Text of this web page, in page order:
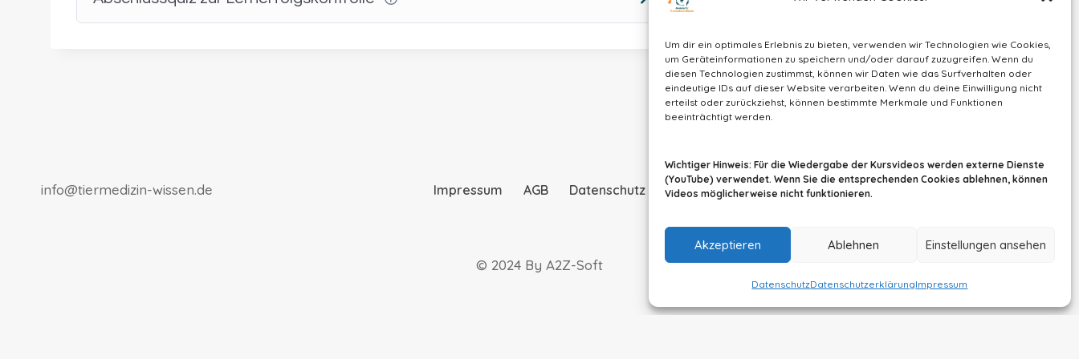
Um dir ein optimales Erlebnis zu bieten, verwenden wir Technologien wie Cookies,
um Geräteinformationen zu speichern und/oder darauf zuzugreifen. Wenn du
diesen Technologien zustimmst, können wir Daten wie das Surfverhalten oder
eindeutige IDs auf dieser Website verarbeiten. Wenn du deine Einwilligung nicht
erteilst oder zurückziehst, können bestimmte Merkmale und Funktionen
beeinträchtigt werden.
Wichtiger Hinweis: Für die Wiedergabe der Kursvideos werden externe Dienste
(YouTube) verwendet. Wenn Sie die entsprechenden Cookies ablehnen, können
Videos möglicherweise nicht funktionieren.
Akzeptieren Ablehnen Einstellungen ansehen
DatenschutzDatenschutzerklärungImpressum
info@tiermedizin-wissen.de Impressum AGB Datenschutz
© 2024 By A2Z-Soft